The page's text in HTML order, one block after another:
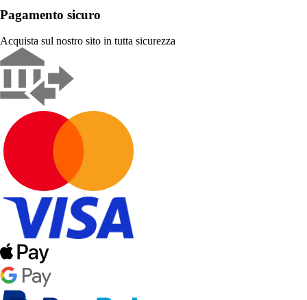
Pagamento sicuro
Acquista sul nostro sito in tutta sicurezza